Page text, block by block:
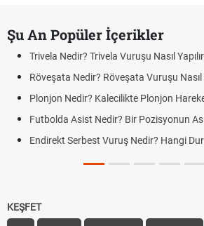
Şu An Popüler İçerikler
Trivela Nedir? Trivela Vuruşu Nasıl
Röveşata Nedir? Röveşata Vuruşu Nasıl
Plonjon Nedir? Kalecilikte Plonjon
Futbolda Asist Nedir? Bir Pozisyonun
Endirekt Serbest Vuruş Nedir? Hangi
KEŞFET